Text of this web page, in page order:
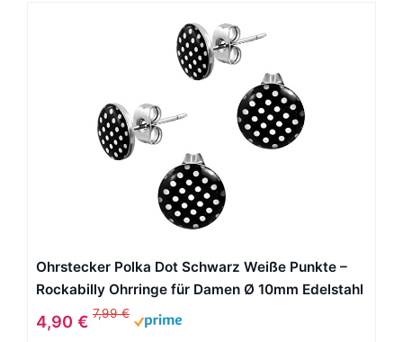
Ohrstecker Polka Dot Schwarz Weiße Punkte –
Rockabilly Ohrringe für Damen Ø 10mm Edelstahl
4,90 € 7,99 €